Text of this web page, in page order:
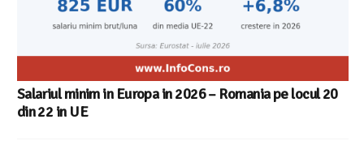
Salariul minim in Europa in 2026 – Romania pe locul 20
din 22 in UE